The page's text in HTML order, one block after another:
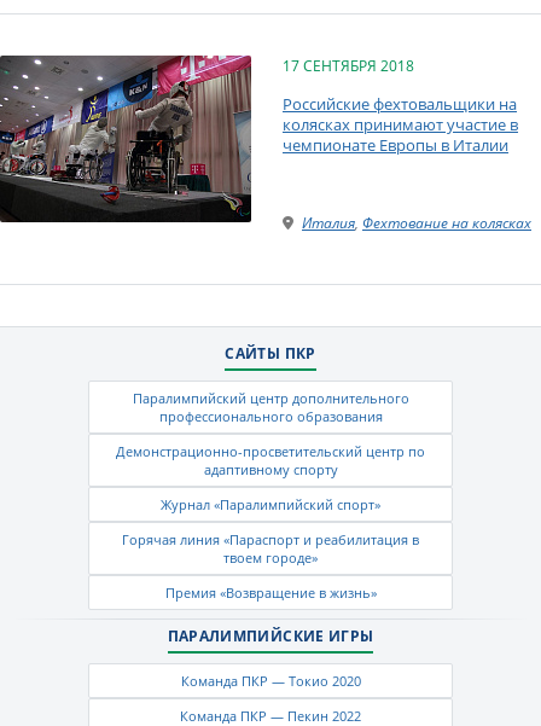
17 СЕНТЯБРЯ 2018
Российские фехтовальщики на
колясках принимают участие в
чемпионате Европы в Италии
Италия, Фехтование на колясках
САЙТЫ ПКР
Паралимпийский центр дополнительного
профессионального образования
Демонстрационно-просветительский центр по
адаптивному спорту
Журнал «Паралимпийский спорт»
Горячая линия «Параспорт и реабилитация в
твоем городе»
Премия «Возвращение в жизнь»
ПАРАЛИМПИЙСКИЕ ИГРЫ
Команда ПКР — Токио 2020
Команда ПКР — Пекин 2022